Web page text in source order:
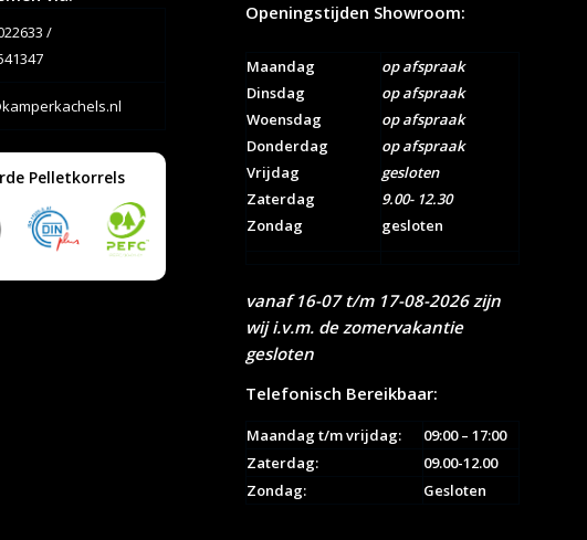
/
Pelletkorrels
Openingstijden Showroom:
Maandag
Dinsdag
Woensdag
Donderdag
Vrijdag
Zaterdag
Zondag
op afspraak
op afspraak
op afspraak
op afspraak
gesloten
9.00- 12.30
gesloten
vanaf 16-07 t/m 17-08-2026 zijn
wij i.v.m. de zomervakantie
gesloten
Telefonisch Bereikbaar:
Maandag t/m vrijdag:
09:00 – 17:00
Zaterdag:
09.00-12.00
Zondag:
Gesloten